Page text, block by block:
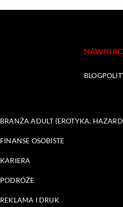
BLOG
BRANŻA ADULT (EROTYKA,
FINANSE OSOBISTE
KARIERA
PODRÓŻE
REKLAMA I DRUK